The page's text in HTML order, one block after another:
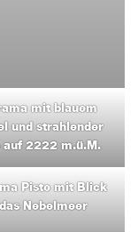
mit blauem
und strahlender
auf 2222 m.ü.M.
Piste mit Blick
Nebelmeer